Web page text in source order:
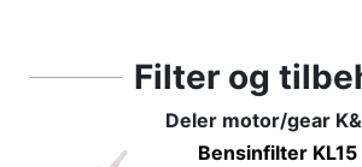
Filter og
Deler motor/gear
Bensinfilter KL15